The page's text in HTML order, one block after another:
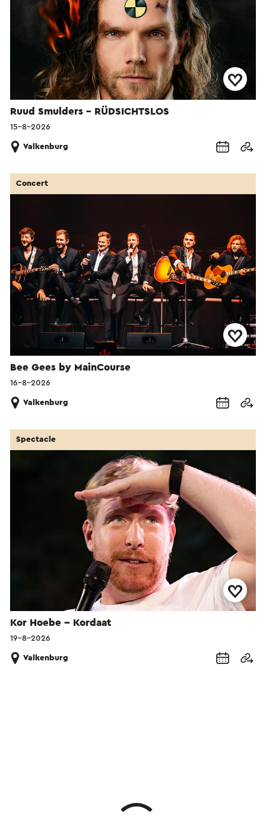
Ruud Smulders - RÜDSICHTSLOS
15-8-2026
Valkenburg
Bee Gees by MainCourse
Concert
16-8-2026
Valkenburg
Kor Hoebe -- Kordaat
Spectacle
19-8-2026
Valkenburg